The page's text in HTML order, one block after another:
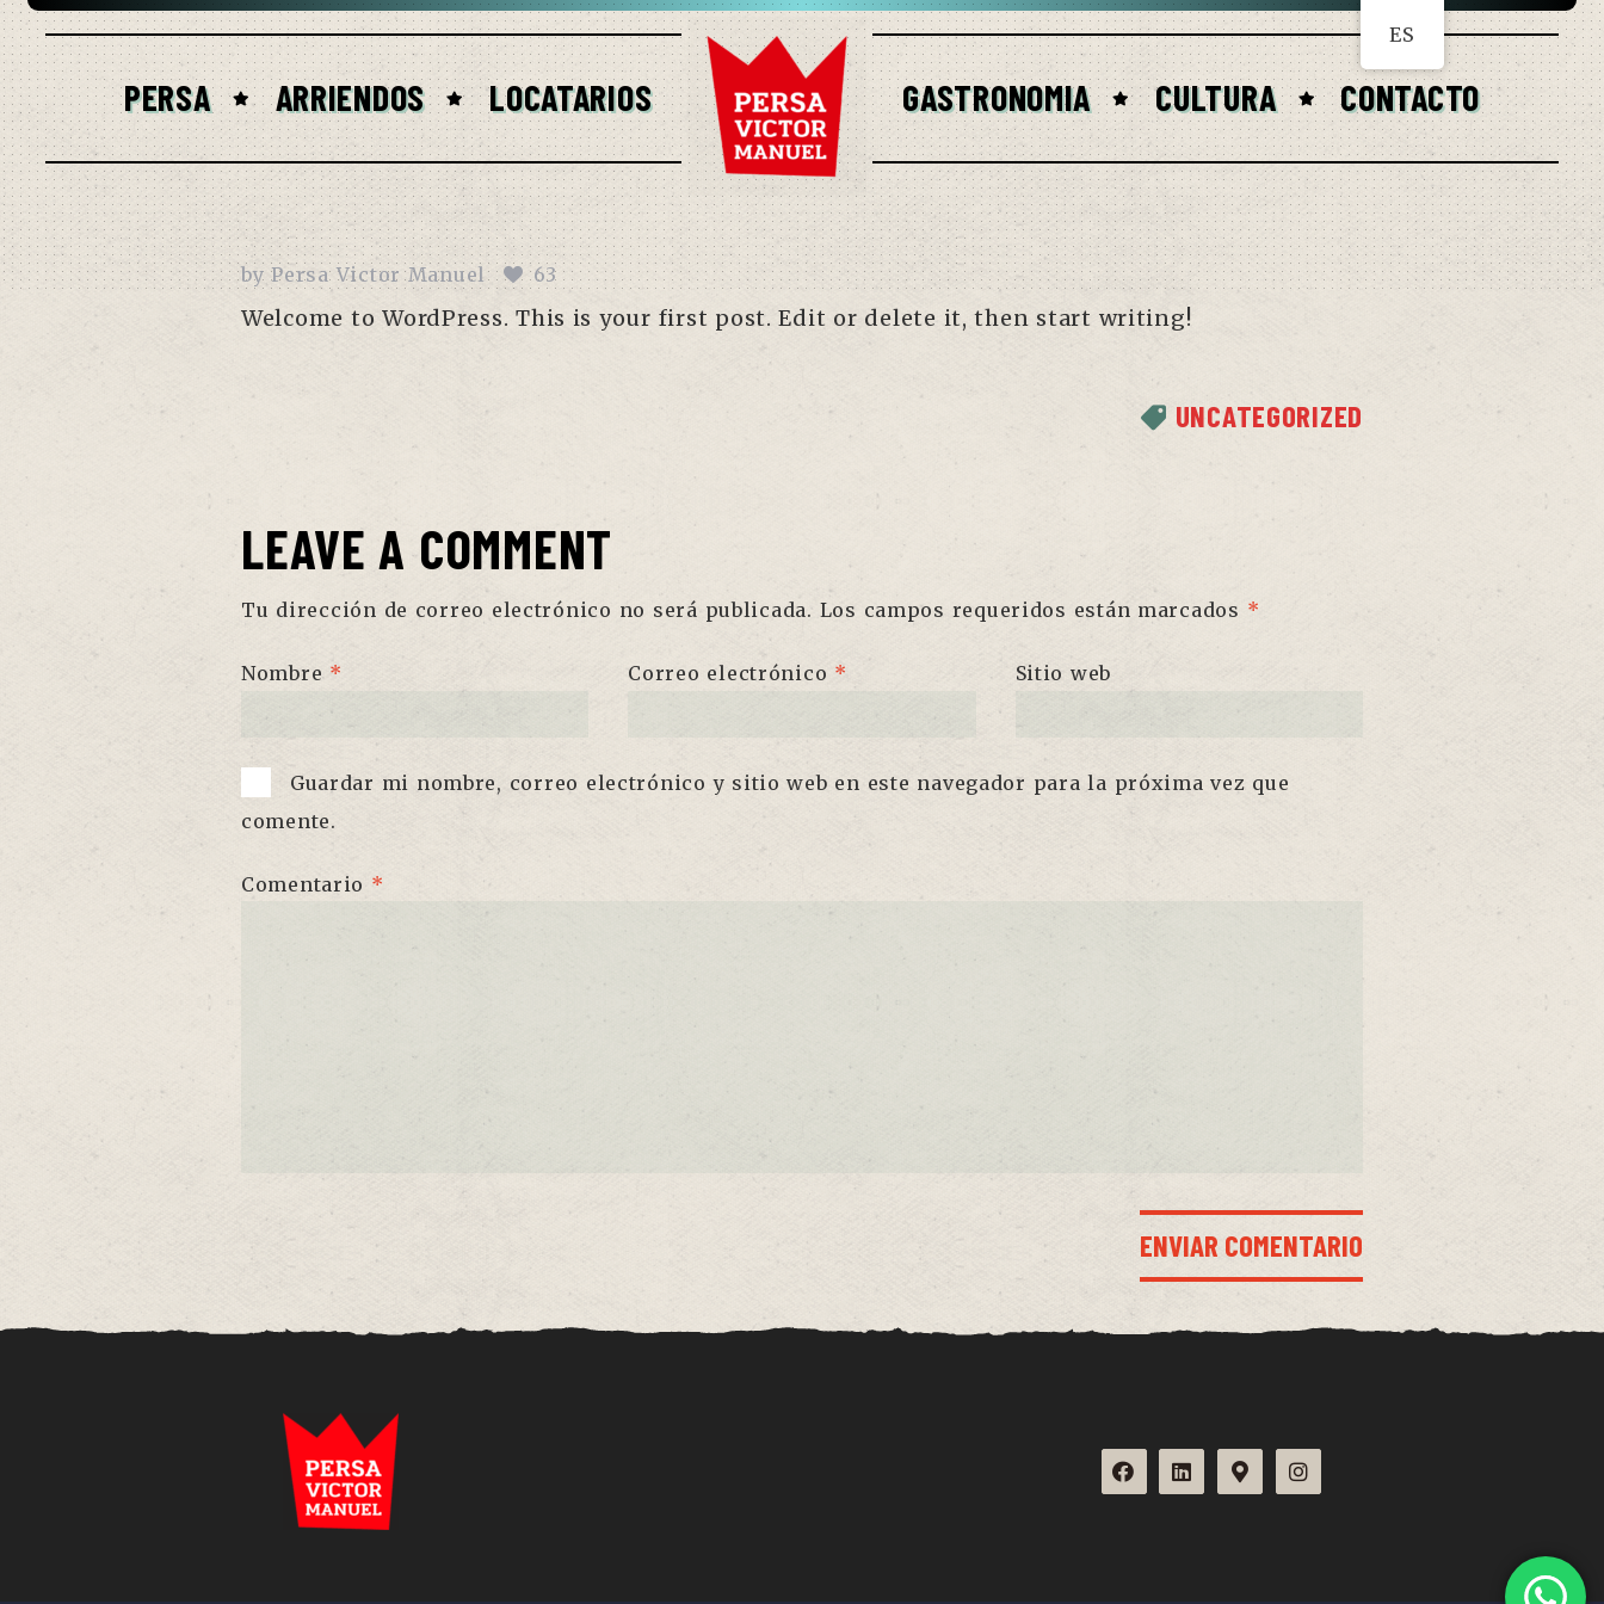
PERSA ARRIENDOS LOCATARIOS GASTRONOMIA CULTURA CONTACTO
byPersa Victor Manuel 63
Welcome to WordPress. This is your first post. Edit or delete it, then start writing!
UNCATEGORIZED
LEAVE A COMMENT
Tu dirección de correo electrónico no será publicada. Los campos requeridos están marcados *
Nombre * Correo electrónico * Sitio web
Guardar mi nombre, correo electrónico y sitio web en este navegador para la próxima vez que
comente.
Comentario *
ES